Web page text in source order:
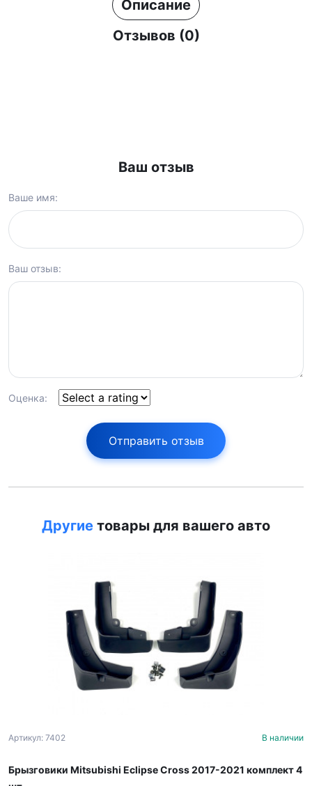
Описание
Отзывов (0)
Ваш отзыв
Ваше имя:
Ваш отзыв:
Оценка:
Отправить отзыв
Другие товары для вашего авто
Артикул: 7402 В наличии
Брызговики Mitsubishi Eclipse Cross 2017-2021 комплект 4